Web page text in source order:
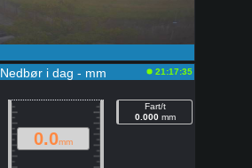
Nedbør i dag - mm 21:17:35
0.0mm
Fart/t
0.000 mm